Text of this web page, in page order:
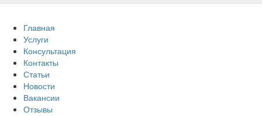
Главная
Услуги
Консультация
Контакты
Статьи
Новости
Вакансии
Отзывы